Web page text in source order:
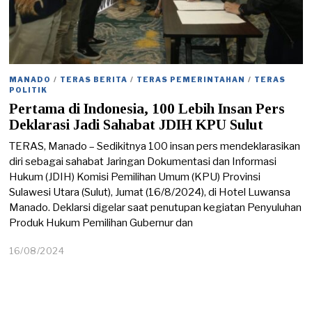
MANADO / TERAS BERITA / TERAS PEMERINTAHAN / TERAS
POLITIK
Pertama di Indonesia, 100 Lebih Insan Pers
Deklarasi Jadi Sahabat JDIH KPU Sulut
TERAS, Manado – Sedikitnya 100 insan pers mendeklarasikan
diri sebagai sahabat Jaringan Dokumentasi dan Informasi
Hukum (JDIH) Komisi Pemilihan Umum (KPU) Provinsi
Sulawesi Utara (Sulut), Jumat (16/8/2024), di Hotel Luwansa
Manado. Deklarsi digelar saat penutupan kegiatan Penyuluhan
Produk Hukum Pemilihan Gubernur dan
16/08/2024